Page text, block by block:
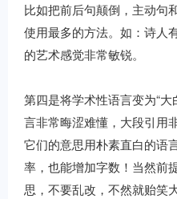
比如把前后句颠倒，主动句
使用最多的方法。如：诗人
的艺术感觉非常敏锐。
第四是将学术性语言变为“
言非常晦涩难懂，大段引用
它们的意思用朴素直白的语
率，也能增加字数！当然前
思，不要乱改，不然就贻